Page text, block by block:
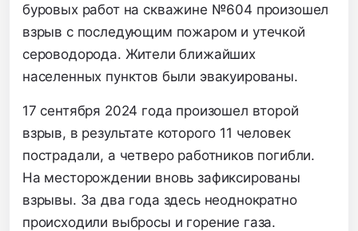
буровых работ на скважине №604 произошел
взрыв с последующим пожаром и утечкой
сероводорода. Жители ближайших
населенных пунктов были эвакуированы.
17 сентября 2024 года произошел второй
взрыв, в результате которого 11 человек
пострадали, а четверо работников погибли.
На месторождении вновь зафиксированы
взрывы. За два года здесь неоднократно
происходили выбросы и горение газа.